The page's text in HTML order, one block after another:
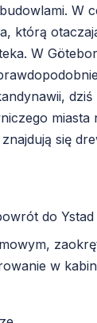
W
którą
W
się
do Ystad
w